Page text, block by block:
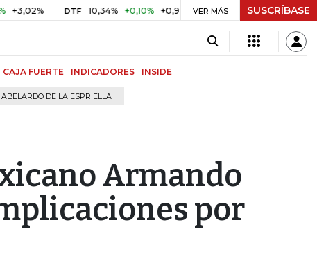
DTF 10,34% +0,10% +0,98% UVR $ 416,96 +$ 0,05
VER MÁS SUSCRÍBASE
CAJA FUERTE INDICADORES INSIDE
ABELARDO DE LA ESPRIELLA
Armando
por